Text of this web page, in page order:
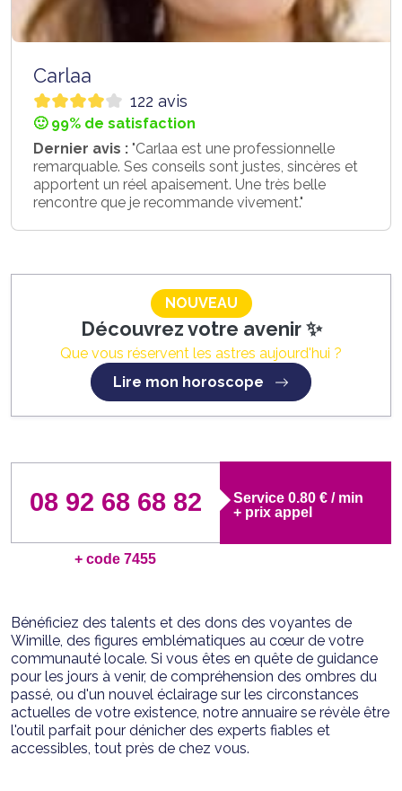
Carlaa
122 avis
🙂 99% de satisfaction
Dernier avis : "Carlaa est une professionnelle
remarquable. Ses conseils sont justes, sincères et
apportent un réel apaisement. Une très belle
rencontre que je recommande vivement."
NOUVEAU
Découvrez votre avenir ✨
Que vous réservent les astres aujourd'hui ?
Lire mon horoscope
08 92 68 68 82
+ code 7455
Service 0.80 € / min
+ prix appel
Bénéficiez des talents et des dons des voyantes de
Wimille, des figures emblématiques au cœur de votre
communauté locale. Si vous êtes en quête de guidance
pour les jours à venir, de compréhension des ombres du
passé, ou d'un nouvel éclairage sur les circonstances
actuelles de votre existence, notre annuaire se révèle être
l'outil parfait pour dénicher des experts fiables et
accessibles, tout près de chez vous.